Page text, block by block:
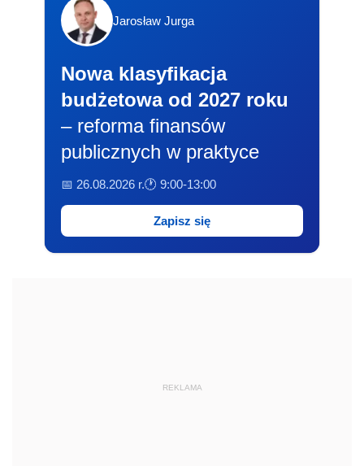
Jarosław Jurga
Nowa klasyfikacja
budżetowa od 2027 roku
– reforma finansów
publicznych w praktyce
📅 26.08.2026 r.🕐 9:00-13:00
Zapisz się
REKLAMA